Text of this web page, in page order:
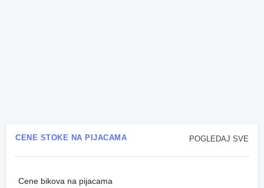
POGLEDAJ SVE
CENE STOKE NA PIJACAMA
Cene bikova na pijacama